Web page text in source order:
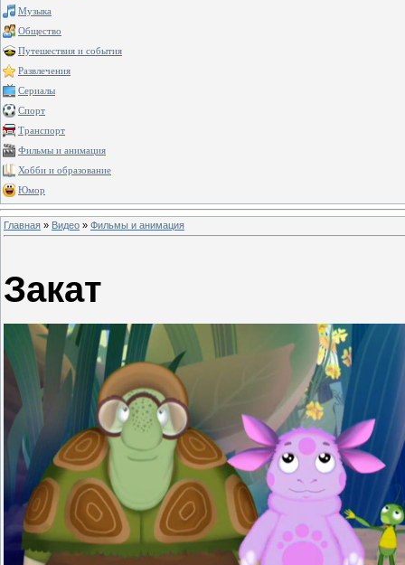
Музыка
Общество
Путешествия и события
Развлечения
Сериалы
Спорт
Транспорт
Фильмы и анимация
Хобби и образование
Юмор
Главная » Видео » Фильмы и анимация
Закат